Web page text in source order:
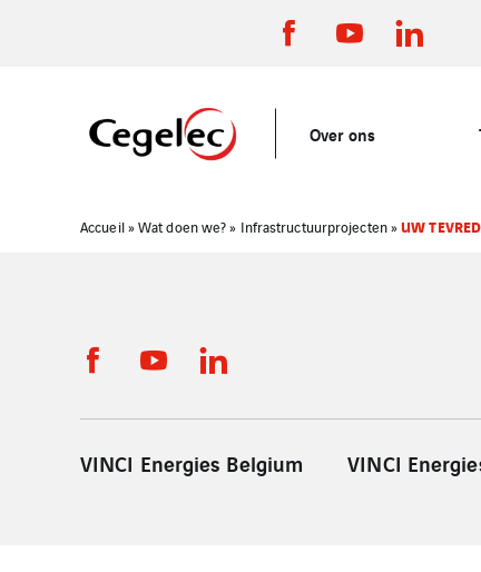
Over ons
Accueil»Wat doen we?» Infrastructuurprojecten»UW
VINCI Energies Belgium VINCI